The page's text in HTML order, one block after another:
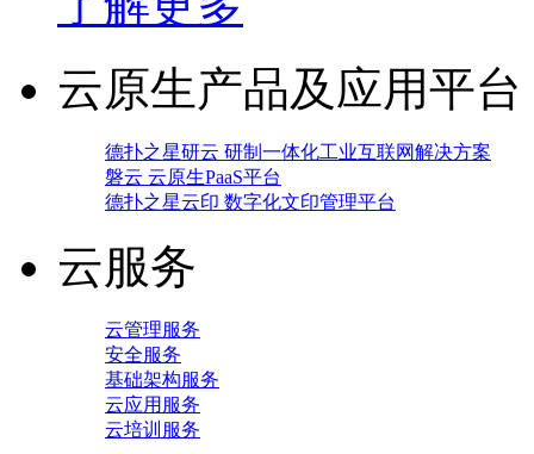
云原生产品及应用平台
德扑之星研云 研制一体化工业互联网解决方案
磐云 云原生PaaS平台
德扑之星云印 数字化文印管理平台
云服务
云管理服务
安全服务
基础架构服务
云应用服务
云培训服务